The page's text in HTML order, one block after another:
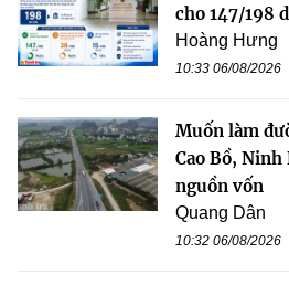
cho 147/198
Hoàng Hưng
10:33 06/08/2026
Muốn làm
Cao Bồ,
nguồn vốn
Quang Dân
10:32 06/08/2026